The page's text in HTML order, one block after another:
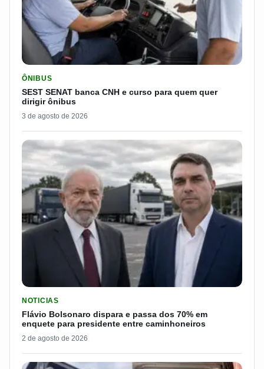
ÔNIBUS
SEST SENAT banca CNH e curso para quem quer
dirigir ônibus
3 de agosto de 2026
NOTICIAS
Flávio Bolsonaro dispara e passa dos 70% em
enquete para presidente entre caminhoneiros
2 de agosto de 2026